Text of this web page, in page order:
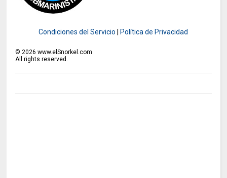
Condiciones del Servicio Política de Privacidad
© 2026 www.elSnorkel.com
All rights reserved.